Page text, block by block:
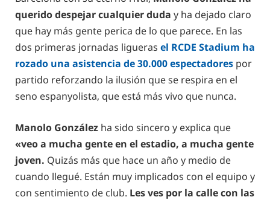
querido despejar cualquier duda y ha dejado claro
que hay más gente perica de lo que parece. En las
dos primeras jornadas ligueras el RCDE Stadium ha
rozado una asistencia de 30.000 espectadores por
partido reforzando la ilusión que se respira en el
seno espanyolista, que está más vivo que nunca.
Manolo González ha sido sincero y explica que
«veo a mucha gente en el estadio, a mucha gente
joven. Quizás más que hace un año y medio de
cuando llegué. Están muy implicados con el equipo y
con sentimiento de club. Les ves por la calle con las